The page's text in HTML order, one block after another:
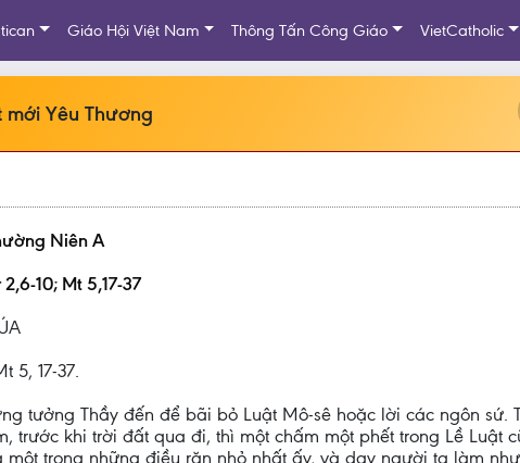
Giáo Hội Việt Nam Thông Tấn Công Giáo VietCatholic
Yêu Thương
Niên A
2,6-10; Mt 5,17-37
5, 17-37.
tưởng Thầy đến để bãi bỏ Luật Mô-sê hoặc lời các ngôn
trước khi trời đất qua đi, thì một chấm một phết trong Lề Luật
trong những điều răn nhỏ nhất ấy, và dạy người ta làm